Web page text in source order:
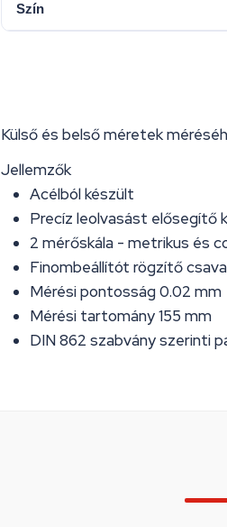
Szín
Külső és belső méretek
Jellemzők
Acélból készült
Precíz leolvasást
2 mérőskála - metrikus és
Finombeállítót rögzítő
Mérési pontosság 0.02 mm
Mérési tartomány 155 mm
DIN 862 szabvány szerinti